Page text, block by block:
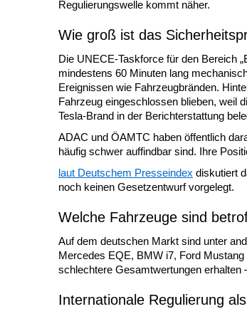
Regulierungswelle kommt näher.
Wie groß ist das
Die UNECE-Taskforce für den Bereich
mindestens 60 Minuten lang
Ereignissen wie Fahrzeugbränden.
Fahrzeug eingeschlossen blieben, weil
Tesla-Brand in der Berichterstattung
ADAC und ÖAMTC haben öffentlich
häufig schwer auffindbar sind. Ihre
laut Deutschem Presseindex diskutiert
noch keinen Gesetzentwurf vorgelegt.
Welche Fahrzeuge sind
Auf dem deutschen Markt sind unter
Mercedes EQE, BMW i7, Ford
schlechtere Gesamtwertungen erhalten
Internationale Regulierung